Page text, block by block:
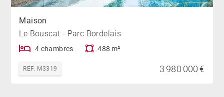
Maison
Le Bouscat - Parc Bordelais
4 chambres 488 m²
REF. M3319 3 980 000 €